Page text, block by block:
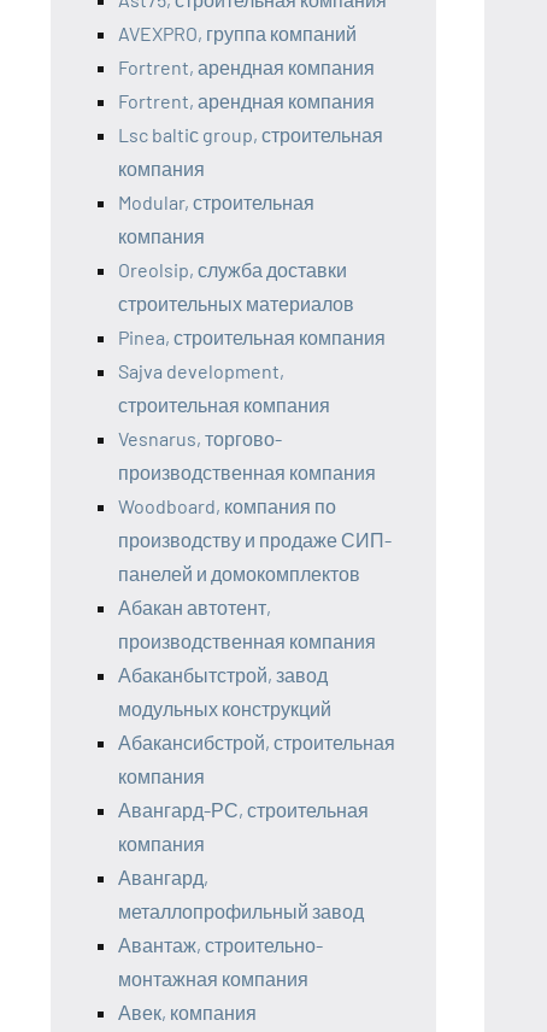
AVEXPRO, группа компаний
Fortrent, арендная компания
Fortrent, арендная компания
Lsc baltiс group, строительная
компания
Modular, строительная
компания
Oreolsip, служба доставки
строительных материалов
Pinea, строительная компания
Sajva development,
строительная компания
Vesnarus, торгово-
производственная компания
Woodboard, компания по
производству и продаже СИП-
панелей и домокомплектов
Абакан автотент,
производственная компания
Абаканбытстрой, завод
модульных конструкций
Абакансибстрой, строительная
компания
Авангард-РС, строительная
компания
Авангард,
металлопрофильный завод
Авантаж, строительно-
монтажная компания
Авек, компания